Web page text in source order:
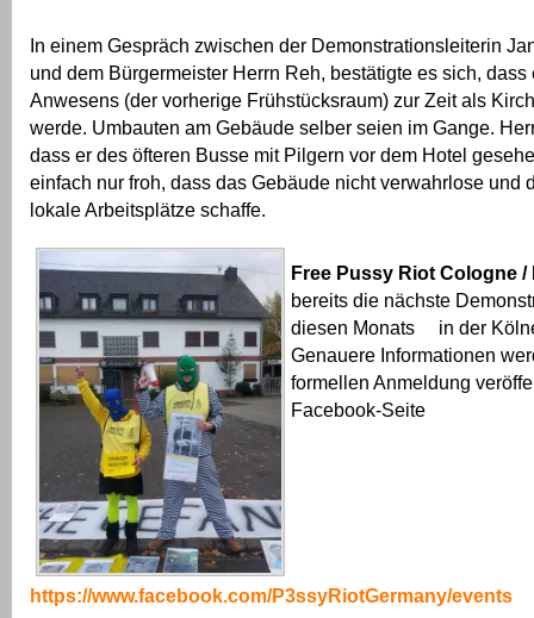
In einem Gespräch zwischen der Demonstrationsleiterin
und dem Bürgermeister Herrn Reh, bestätigte es sich, dass
Anwesens (der vorherige Frühstücksraum) zur Zeit als
werde. Umbauten am Gebäude selber seien im Gange.
dass er des öfteren Busse mit Pilgern vor dem Hotel
einfach nur froh, dass das Gebäude nicht verwahrlose und
lokale Arbeitsplätze schaffe.
Free Pussy Riot Cologne /
bereits die nächste
diesen Monats in der
Genauere Informationen
formellen Anmeldung
Facebook-Seite
https://www.facebook.com/P3ssyRiotGermany/events